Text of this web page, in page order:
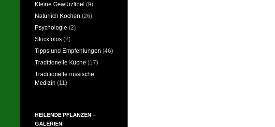
Kleine Gewürzfibel (9)
Natürlich Kochen (26)
Psychologie (2)
Stockfotos (2)
Tipps und Empfehlungen (46)
Traditionelle Küche (17)
Traditionelle russische
Medizin (11)
HEILENDE PFLANZEN –
GALERIEN